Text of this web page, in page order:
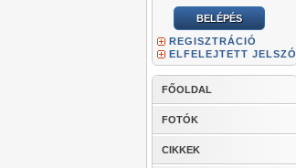
REGISZTRÁCIÓ
ELFELEJTETT JELSZÓ
FŐOLDAL
FOTÓK
CIKKEK